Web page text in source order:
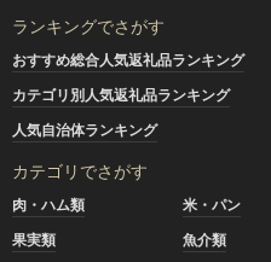
ランキングでさがす
おすすめ総合人気返礼品ランキング
カテゴリ別人気返礼品ランキング
人気自治体ランキング
カテゴリでさがす
肉・ハム類 米・パン
果実類
魚介類